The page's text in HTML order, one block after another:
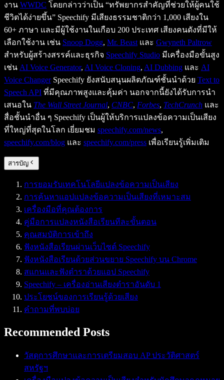
งาน WWDC โดยกล่าวว่าเป็น “ทรัพยากรสำคัญที่ช่วยให้ผู้คนใช้
ชีวิตได้ง่ายขึ้น” Speechify มีเสียงธรรมชาติกว่า 1,000 เสียงใน
60+ ภาษา และมีผู้ใช้งานในเกือบ 200 ประเทศ เสียงคนดังที่มีให้
เลือกใช้งาน เช่น Snoop Dogg, Mr. Beast และ Gwyneth Paltrow
สำหรับผู้สร้างสรรค์และธุรกิจ Speechify Studio มีเครื่องมือขั้นสูง
เช่น AI Voice Generator, AI Voice Cloning, AI Dubbing และ AI
Voice ChangerSpeechify ยังสนับสนุนผลิตภัณฑ์ชั้นนำด้วย Text to
Speech API ที่มีคุณภาพสูงและคุ้มค่า นอกจากนี้ยังได้รับการนำ
เสนอใน The Wall Street Journal, CNBC, Forbes, TechCrunch และ
สื่อชั้นนำอื่น ๆ Speechify เป็นผู้ให้บริการแปลงข้อความเป็นเสียง
ที่ใหญ่ที่สุดในโลก เยี่ยมชม speechify.com/news,
speechify.com/blog และ speechify.com/press เพื่อเรียนรู้เพิ่มเติม
สารบัญ
การยอมรับเทคโนโลยีแปลงข้อความเป็นเสียง
การค้นหาแอปแปลงข้อความเป็นเสียงที่เหมาะสม
เครื่องมือที่คุณต้องการ
คู่มือการแปลงหนังสือเรียนทีละขั้นตอน
คุณสมบัติการเข้าถึง
ฟังหนังสือเรียนผ่านเว็บไซต์ Speechify
ฟังหนังสือเรียนด้วยส่วนขยาย Speechify บน Chrome
สแกนและฟังตำราด้วยแอป Speechify
Speechify – เครื่องอ่านเสียงตำราอันดับ 1
ประโยชน์ของการเรียนรู้ด้วยเสียง
คำถามที่พบบ่อย
Recommended Posts
วัสดุการศึกษาและการเตรียมสอบ AP ประวัติศาสตร์
สหรัฐฯ